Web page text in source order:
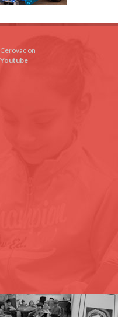
Cerovac on
Youtube